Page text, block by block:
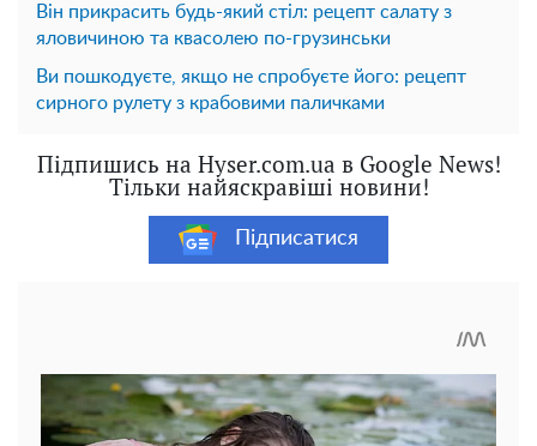
Він прикрасить будь-який стіл: рецепт салату з
яловичиною та квасолею по-грузинськи
Ви пошкодуєте, якщо не спробуєте його: рецепт
сирного рулету з крабовими паличками
Підпишись на Hyser.com.ua в Google News!
Тільки найяскравіші новини!
Підписатися